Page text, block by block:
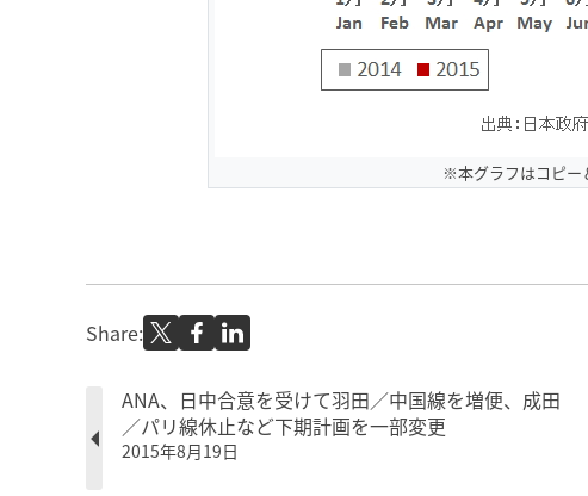
※本グラフはコピー
Share:
ANA、日中合意を受けて羽田／中国線を増便、成田
／パリ線休止など下期計画を一部変更
2015年8月19日